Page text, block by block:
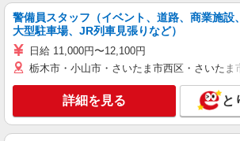
警備員スタッフ（イベント、道路、商業施設、
大型駐車場、JR列車見張りなど）
日給 11,000円〜12,100円
栃木市・小山市・さいたま市西区・さいたま
詳細を見る と